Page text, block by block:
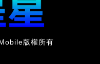
版權所有